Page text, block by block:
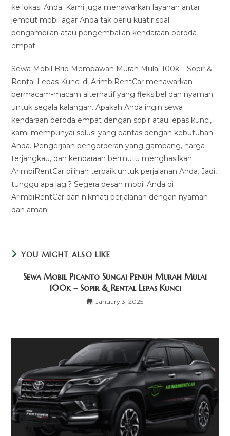
ke lokasi Anda. Kami juga menawarkan layanan antar
jemput mobil agar Anda tak perlu kuatir soal
pengambilan atau pengembalian kendaraan beroda
empat.
Sewa Mobil Brio Mempawah Murah Mulai 100k – Sopir &
Rental Lepas Kunci di ArimbiRentCar menawarkan
bermacam-macam alternatif yang fleksibel dan nyaman
untuk segala kalangan. Apakah Anda ingin sewa
kendaraan beroda empat dengan sopir atau lepas kunci,
kami mempunyai solusi yang pantas dengan kebutuhan
Anda. Pengerjaan pengorderan yang gampang, harga
terjangkau, dan kendaraan bermutu menghasilkan
ArimbiRentCar pilihan terbaik untuk perjalanan Anda. Jadi,
tunggu apa lagi? Segera pesan mobil Anda di
ArimbiRentCar dan nikmati perjalanan dengan nyaman
dan aman!
YOU MIGHT ALSO LIKE
Sewa Mobil Picanto Sungai Penuh Murah Mulai
100k – Sopir & Rental Lepas Kunci
January 3, 2025